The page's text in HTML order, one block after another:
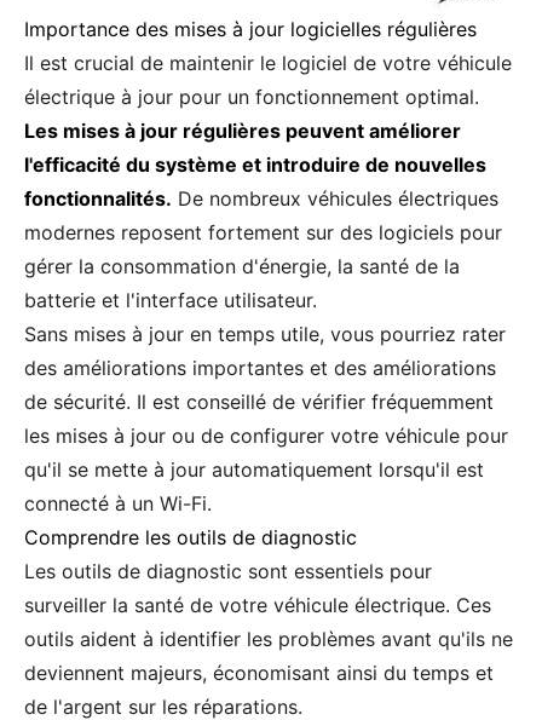
Importance des mises à jour logicielles régulières
Il est crucial de maintenir le logiciel de votre véhicule
électrique à jour pour un fonctionnement optimal.
Les mises à jour régulières peuvent améliorer
l'efficacité du système et introduire de nouvelles
fonctionnalités. De nombreux véhicules électriques
modernes reposent fortement sur des logiciels pour
gérer la consommation d'énergie, la santé de la
batterie et l'interface utilisateur.
Sans mises à jour en temps utile, vous pourriez rater
des améliorations importantes et des améliorations
de sécurité. Il est conseillé de vérifier fréquemment
les mises à jour ou de configurer votre véhicule pour
qu'il se mette à jour automatiquement lorsqu'il est
connecté à un Wi-Fi.
Comprendre les outils de diagnostic
Les outils de diagnostic sont essentiels pour
surveiller la santé de votre véhicule électrique. Ces
outils aident à identifier les problèmes avant qu'ils ne
deviennent majeurs, économisant ainsi du temps et
de l'argent sur les réparations.